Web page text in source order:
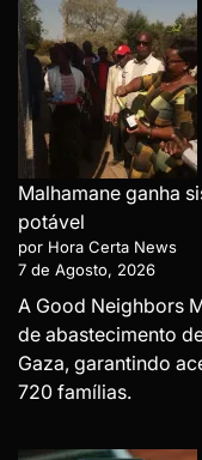
Malhamane ganha
potável
por Hora Certa News
7 de Agosto, 2026
A Good Neighbors
de abastecimento
Gaza, garantindo
720 famílias.